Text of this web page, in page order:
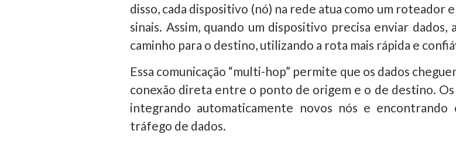
disso, cada dispositivo (nó) na rede atua como um
sinais. Assim, quando um dispositivo precisa enviar
caminho para o destino, utilizando a rota mais rápida e
Essa comunicação “multi-hop” permite que os dados
conexão direta entre o ponto de origem e o de destino. Os
integrando automaticamente novos nós e encontrando
tráfego de dados.